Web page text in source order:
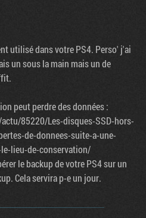
utilisé dans votre PS4. Perso' j'ai
un sous la main mais un de
peut perdre des données :
85220/Les-disques-SSD-hors-
de-donnees-suite-a-une-
lieu-de-conservation/
le backup de votre PS4 sur un
Cela servira p-e un jour.